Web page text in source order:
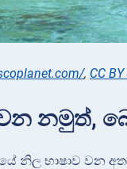
, CC
නමුත්,
භාෂාව වන